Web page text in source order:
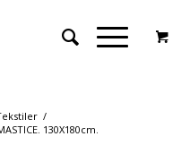
/
130X180cm.